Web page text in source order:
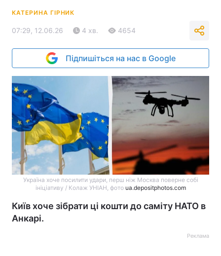
КАТЕРИНА ГІРНИК
07:29, 12.06.26 4 хв. 4654
Підпишіться на нас в Google
Україна хоче посилити удари, перш ніж Москва поверне собі
ініціативу / Колаж УНІАН, фото ua.depositphotos.com
Київ хоче зібрати ці кошти до саміту НАТО в
Анкарі.
Реклама